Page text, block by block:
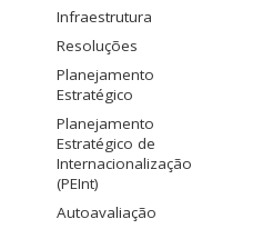
Infraestrutura
Resoluções
Planejamento
Estratégico
Planejamento
Estratégico de
Internacionalização
(PEInt)
Autoavaliação